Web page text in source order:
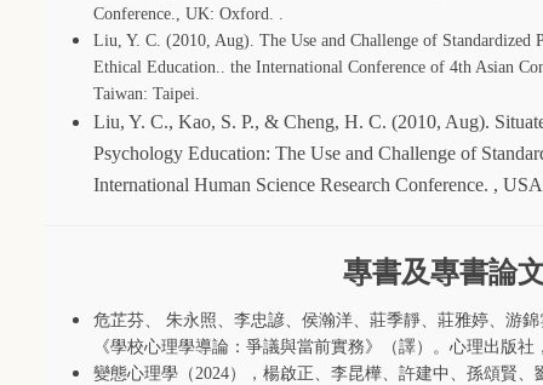
Conference., UK: Oxford. .
Liu, Y. C. (2010, Aug). The Use and Challenge of Standardized
Ethical Education.. the International Conference of 4th Asian
Taiwan: Taipei.
Liu, Y. C., Kao, S. P., & Cheng, H. C. (2010, Aug).
Psychology Education: The Use and Challenge of
International Human Science Research Conference. ,
專書及專書論
危芷芬、 朱永照、李忠諺、侯瀚洋、莊季靜、莊雅婷、游
《學校心理學導論：爭議與當前實務》（譯）。心理出版社
變態心理學（2024），楊啟正、李昆樺、許建中、孫頌賢